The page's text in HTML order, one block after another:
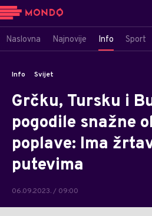
Naslovna Najnovije Info Sport
Info Svijet
Grčku, Tursku i
pogodile snažne
poplave: Ima
putevima
06.09.2023. / 09:00